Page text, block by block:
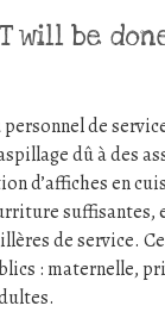
will be
de
dû à des
d’affiches en
suffisantes,
de service.
: maternelle,